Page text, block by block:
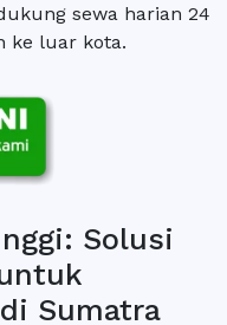
sewa harian 24
ke luar kota.
Solusi
Sumatra